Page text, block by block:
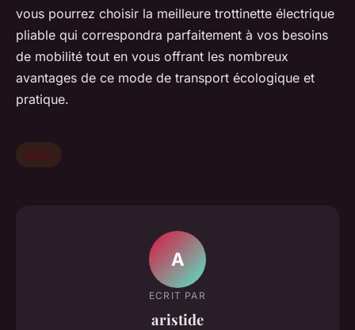
vous pourrez choisir la meilleure trottinette électrique
pliable qui correspondra parfaitement à vos besoins
de mobilité tout en vous offrant les nombreux
avantages de ce mode de transport écologique et
pratique.
Actu
A
ECRIT PAR
aristide